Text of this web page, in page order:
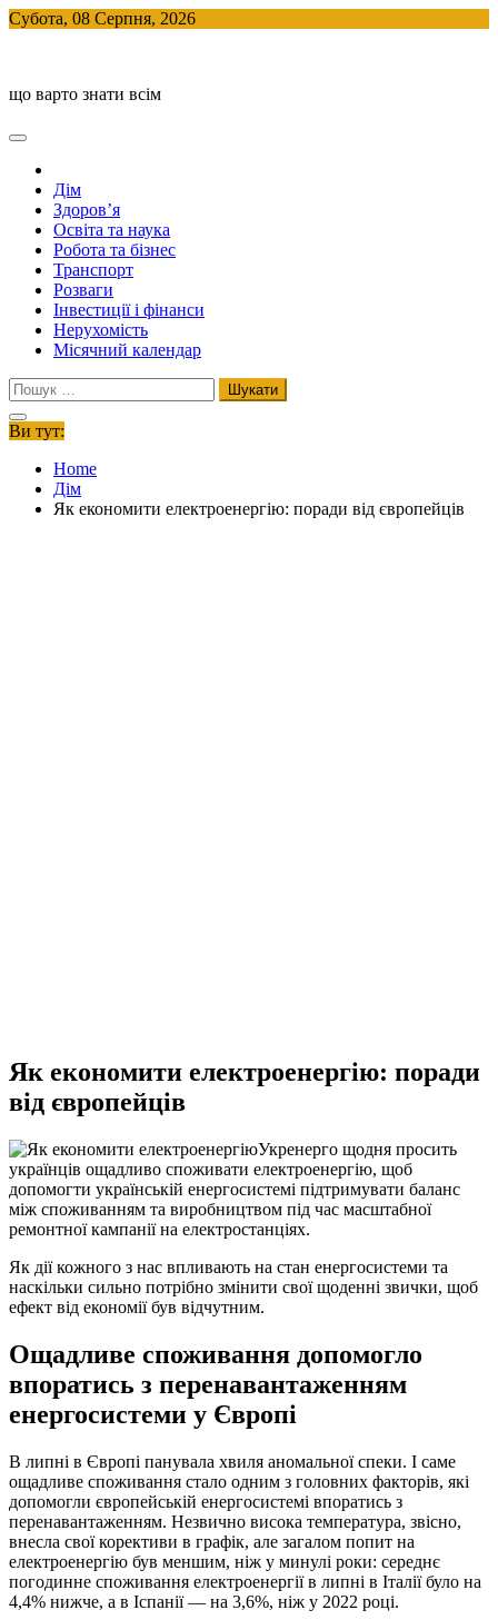
Skip
Субота, 08 Серпня, 2026
що варто знати всім
Дім
Здоров’я
Освіта та наука
Робота та бізнес
Транспорт
Розваги
Інвестиції і фінанси
Нерухомість
Місячний календар
Пошук:
Ви тут:
Home
Дім
Як економити електроенергію: поради від європейців
Як економити електроенергію: поради
від європейців
Укренерго щодня просить
українців ощадливо споживати електроенергію, щоб
допомогти українській енергосистемі підтримувати баланс
між споживанням та виробництвом під час масштабної
ремонтної кампанії на електростанціях.
Як дії кожного з нас впливають на стан енергосистеми та
наскільки сильно потрібно змінити свої щоденні звички, щоб
ефект від економії був відчутним.
Ощадливе споживання допомогло
впоратись з перенавантаженням
енергосистеми у Європі
В липні в Європі панувала хвиля аномальної спеки. І саме
ощадливе споживання стало одним з головних факторів, які
допомогли європейській енергосистемі впоратись з
перенавантаженням. Незвично висока температура, звісно,
внесла свої корективи в графік, але загалом попит на
електроенергію був меншим, ніж у минулі роки: середнє
погодинне споживання електроенергії в липні в Італії було на
4,4% нижче, а в Іспанії — на 3,6%, ніж у 2022 році.